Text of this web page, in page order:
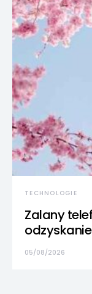
TECHNOLOGIE
Zalany
05/08/2026